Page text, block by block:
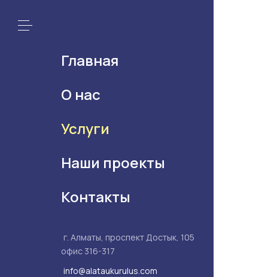
Главная
О нас
Услуги
Наши проекты
Контакты
г. Алматы, проспект Достык, 105
офис 316-317
info@alataukurulus.com